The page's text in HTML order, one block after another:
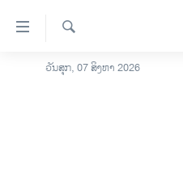
ລິ້ງ
ສຳຫລັບ
ໂຮມເພຈ
ຄົ້ນຫາ
ວັນສຸກ, 07 ສິງຫາ 2026